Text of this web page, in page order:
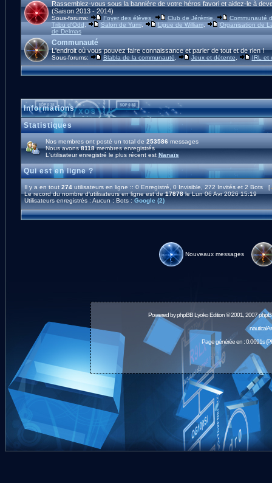
Rassemblez-vous sous la bannière de votre héros favori et aidez-le à
(Saison 2013 - 2014)
Sous-forums: Foyer des élèves, Club de Jérémie
Communauté
Tribu d'Odd
Salon de Yumi, Ligue de William,
Organisation de
de Delmas
Communauté
L'endroit où vous pouvez faire connaissance et parler de tout et de rien !
Sous-forums: Blabla de la communauté, Jeux et détente, IRL et
Informations
Statistiques
Nos membres ont posté un total de 253586 messages
Nous avons8118membres enregistrés
L'utilisateur enregistré le plus récent est Nanaïs
Qui est en ligne ?
Il y a en tout 274utilisateurs en ligne :: 0 Enregistré, 0 Invisible, 272 Invités et 2 Bots [
Le record du nombre d'utilisateurs en ligne est de17878le Lun 06 Avr 2026 15:19
Utilisateurs enregistrés : Aucun ; Bots : Google (2)
Nouveaux messages
Powered byphpBBLyoko Edition © 2001, 2007
Page générée en : 0.0691s